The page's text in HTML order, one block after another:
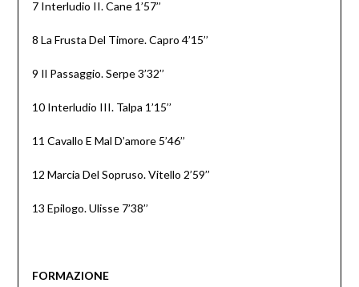
7 Interludio II. Cane 1’57’’
8 La Frusta Del Timore. Capro 4’15’’
9 Il Passaggio. Serpe 3’32’’
10 Interludio III. Talpa 1’15’’
11 Cavallo E Mal D’amore 5’46’’
12 Marcia Del Sopruso. Vitello 2’59’’
13 Epilogo. Ulisse 7’38’’
FORMAZIONE